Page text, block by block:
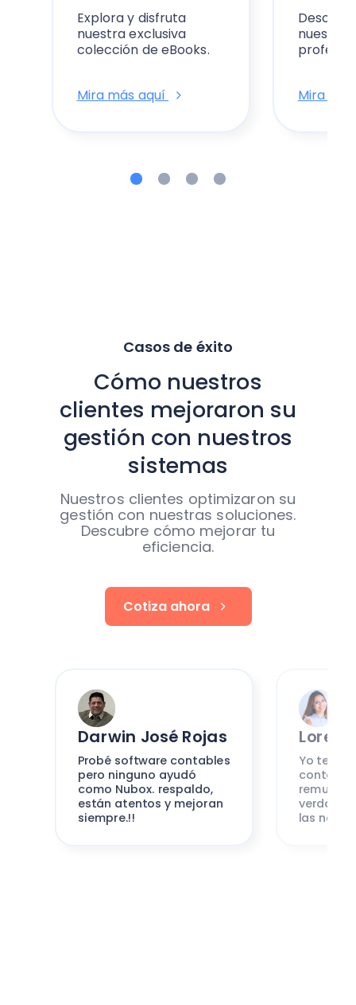
Explora y disfruta
nuestra exclusiva
colección de eBooks.
Mira más aquí Mira
Casos de éxito
Cómo nuestros
clientes mejoraron su
gestión con nuestros
sistemas
Nuestros clientes optimizaron su
gestión con nuestras soluciones.
Descubre cómo mejorar tu
eficiencia.
Cotiza ahora
Darwin José Rojas
Probé software contables
pero ninguno ayudó
como Nubox. respaldo,
están atentos y mejoran
siempre.!!
Yo
verdad
las